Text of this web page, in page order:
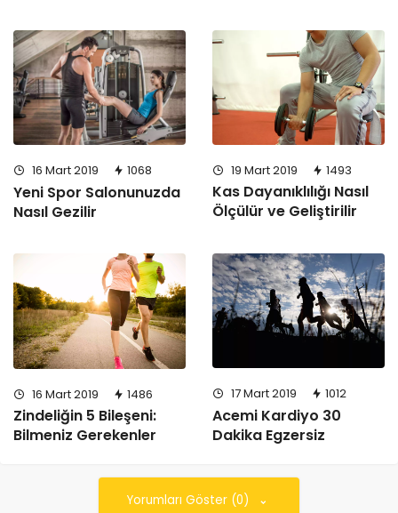
16 Mart 2019 1068
Yeni Spor Salonunuzda
Nasıl Gezilir
19 Mart 2019 1493
Kas Dayanıklılığı Nasıl
Ölçülür ve Geliştirilir
16 Mart 2019 1486
Zindeliğin 5 Bileşeni:
Bilmeniz Gerekenler
17 Mart 2019 1012
Acemi Kardiyo 30
Dakika Egzersiz
Yorumları Göster (0)